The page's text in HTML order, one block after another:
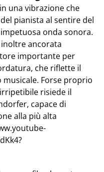
una vibrazione che
pianista al sentire del
onda sonora.
ancorata
importante per
che riflette il
Forse proprio
risiede il
capace di
alla più alta